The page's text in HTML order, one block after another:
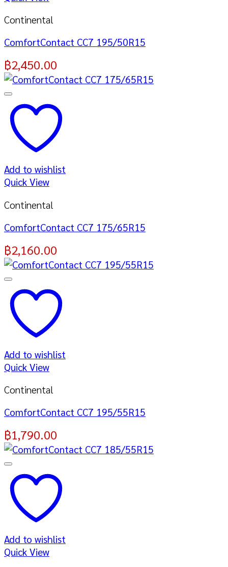
Continental
ComfortContact CC7 195/50R15
฿2,450.00
Add to wishlist
Quick View
Continental
ComfortContact CC7 175/65R15
฿2,160.00
Add to wishlist
Quick View
Continental
ComfortContact CC7 195/55R15
฿1,790.00
Add to wishlist
Quick View